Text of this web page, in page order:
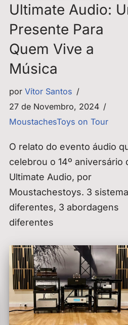
Ultimate Audio:
Presente Para
Quem Vive a
Música
por Vítor Santos
27 de Novembro, 2024
MoustachesToys on Tour
O relato do evento áudio
celebrou o 14º aniversário
Ultimate Audio, por
Moustachestoys. 3
diferentes, 3 abordagens
diferentes